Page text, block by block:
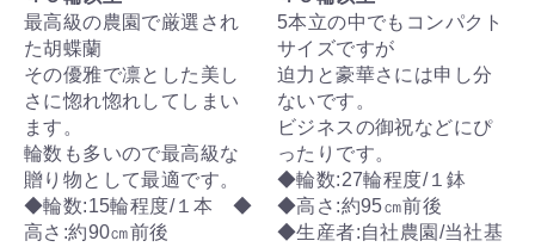
最高級の農園で厳選され
た胡蝶蘭
その優雅で凛とした美し
さに惚れ惚れしてしまい
ます。
輪数も多いので最高級な
贈り物として最適です。
◆輪数:15輪程度/１本 ◆
高さ:約90㎝前後
5本立の中でもコンパクト
サイズですが
迫力と豪華さには申し分
ないです。
ビジネスの御祝などにぴ
ったりです。
◆輪数:27輪程度/１鉢
◆高さ:約95㎝前後
◆生産者:自社農園/当社基